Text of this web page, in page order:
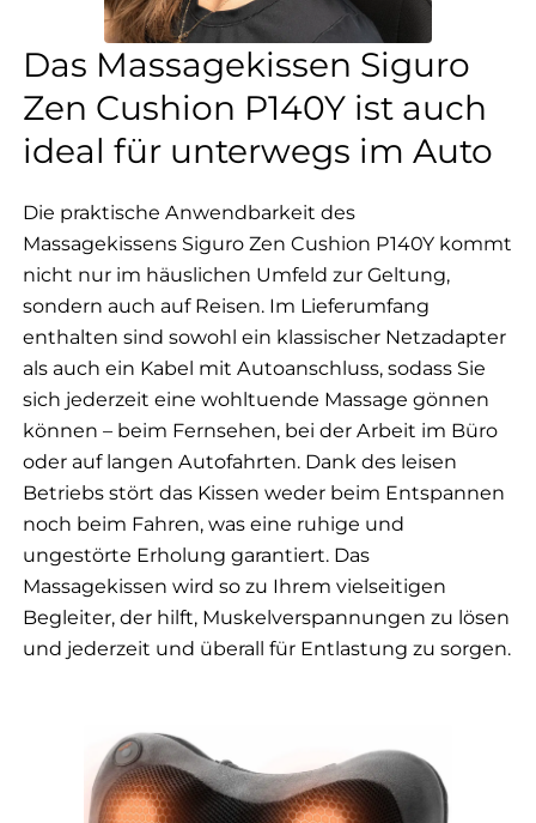
Das Massagekissen Siguro
Zen Cushion P140Y ist auch
ideal für unterwegs im Auto
Die praktische Anwendbarkeit des
Massagekissens Siguro Zen Cushion P140Y kommt
nicht nur im häuslichen Umfeld zur Geltung,
sondern auch auf Reisen. Im Lieferumfang
enthalten sind sowohl ein klassischer Netzadapter
als auch ein Kabel mit Autoanschluss, sodass Sie
sich jederzeit eine wohltuende Massage gönnen
können – beim Fernsehen, bei der Arbeit im Büro
oder auf langen Autofahrten. Dank des leisen
Betriebs stört das Kissen weder beim Entspannen
noch beim Fahren, was eine ruhige und
ungestörte Erholung garantiert. Das
Massagekissen wird so zu Ihrem vielseitigen
Begleiter, der hilft, Muskelverspannungen zu lösen
und jederzeit und überall für Entlastung zu sorgen.